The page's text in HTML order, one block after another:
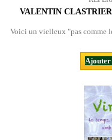
VALENTIN
Voici un vielleux "pas comme
Ajouter